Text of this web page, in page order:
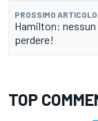
PROSSIMO ARTICOLO
Hamilton:
perdere!
TOP